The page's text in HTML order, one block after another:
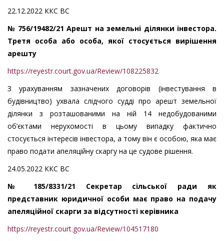
22.12.2022 ККС ВС
№ 756/19482/21 Арешт на земельні ділянки інвестора.
Третя особа або особа, якої стосується вирішення
арешту
https://reyestr.court.gov.ua/Review/108225832
З урахуванням зазначених договорів (інвестування в
будівництво) ухвала слідчого судді про арешт земельної
ділянки з розташованими на ній 14 недобудованими
об’єктами нерухомості в цьому випадку фактично
стосується інтересів інвестора, а тому він є особою, яка має
право подати апеляційну скаргу на це судове рішення.
24.05.2022 ККС ВС
№ 185/8331/21 Секретар сільської ради як
представник юридичної особи має право на подачу
апеляційної скарги за відсутності керівника
https://reyestr.court.gov.ua/Review/104517180